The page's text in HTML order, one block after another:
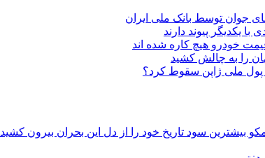
یکدیگر پیوند دارند
خودرو هیچ کاره شده اند
را به چالش کشید
پول ملی ژاپن سقوط کرد؟
بیشترین سود تاریخ خود را از دل این بحران بیرون کشید